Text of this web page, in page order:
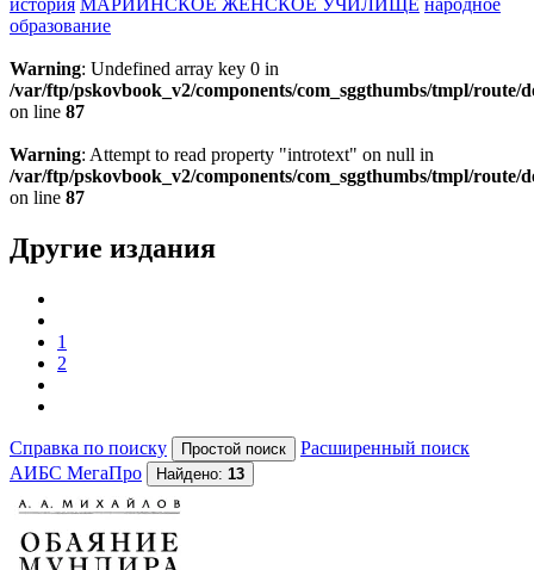
образование
Warning: Undefined array key 0 in
/var/ftp/pskovbook_v2/components/com_sggthumbs/tmpl/route/
on line 87
Warning: Attempt to read property "introtext" on null in
/var/ftp/pskovbook_v2/components/com_sggthumbs/tmpl/route/
on line 87
Другие издания
1
2
Справка по поиску
Расширенный поиск
АИБС МегаПро
Найдено: 13